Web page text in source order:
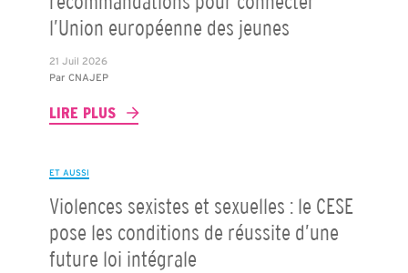
l’Union européenne des jeunes
21 Juil 2026
Par CNAJEP
LIRE PLUS
ET AUSSI
Violences sexistes et sexuelles : le CESE
pose les conditions de réussite d’une
future loi intégrale